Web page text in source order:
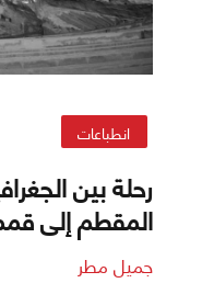
انطباعات
رحلة بين
المقطم إلى
جميل مطر